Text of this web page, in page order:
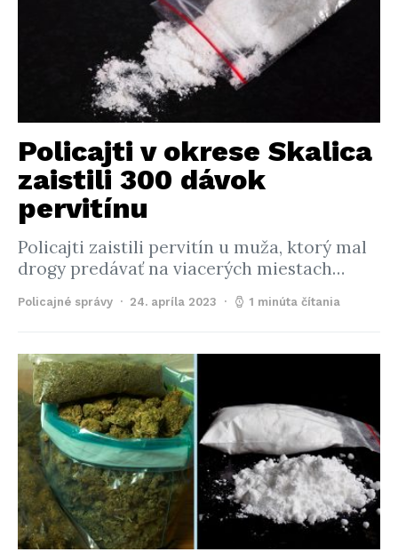
Policajti v okrese Skalica
zaistili 300 dávok
pervitínu
Policajti zaistili pervitín u muža, ktorý mal
drogy predávať na viacerých miestach…
Policajné správy 24. apríla 2023 1 minúta čítania